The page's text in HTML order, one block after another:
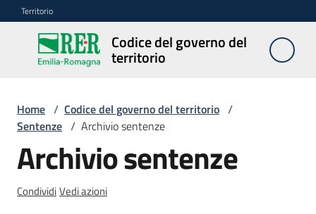
Vai al contenuto
Vai alla navigazione
Vai al footer
Territorio
Codice del governo del
territorio
Codice
del
del
territorio
edilizia
Home / Codice del governo del territorio /
Sentenze / Archivio sentenze
Archivio sentenze
CondividiVedi azioni